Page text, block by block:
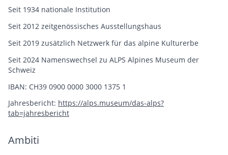
Seit 1934 nationale Institution
Seit 2012 zeitgenössisches Ausstellungshaus
Seit 2019 zusätzlich Netzwerk für das alpine Kulturerbe
Seit 2024 Namenswechsel zu ALPS Alpines Museum der
Schweiz
IBAN: CH39 0900 0000 3000 1375 1
Jahresbericht: https://alps.museum/das-alps?
tab=jahresbericht
Ambiti